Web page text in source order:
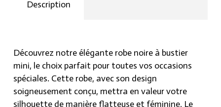
incomparable.
Description
Découvrez notre élégante robe noire à bustier
mini, le choix parfait pour toutes vos occasions
spéciales. Cette robe, avec son design
soigneusement conçu, mettra en valeur votre
silhouette de manière flatteuse et féminine. Le